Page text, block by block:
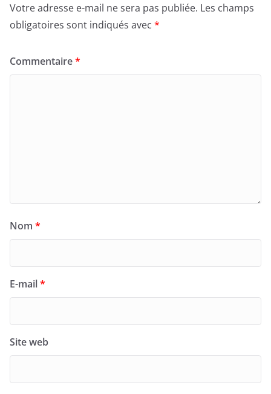
Votre adresse e-mail ne sera pas publiée. Les champs
obligatoires sont indiqués avec *
Commentaire*
Nom *
E-mail*
Site web